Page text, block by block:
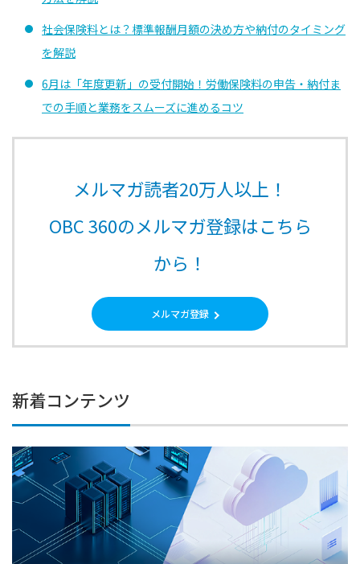
社会保険料とは？標準報酬月額の決め方や納付のタイミング
を解説
6月は「年度更新」の受付開始！労働保険料の申告・納付ま
での手順と業務をスムーズに進めるコツ
メルマガ読者20万人以上！
OBC 360のメルマガ登録はこちら
から！
メルマガ登録
新着コンテンツ